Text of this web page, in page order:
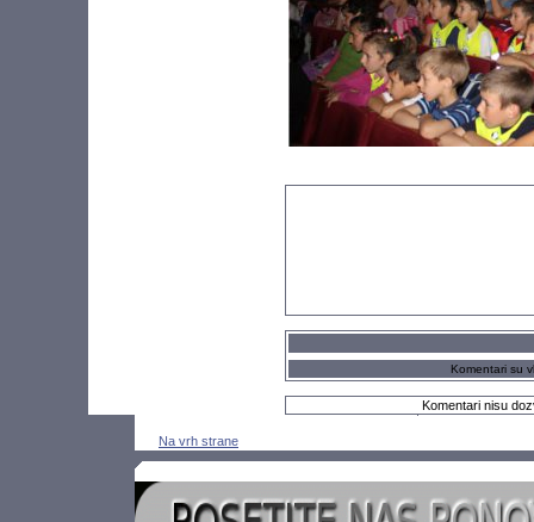
Komentari su
Komentari nisu
Na vrh strane